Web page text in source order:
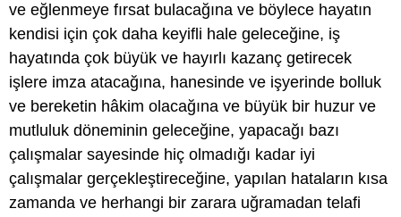
ve eğlenmeye fırsat bulacağına ve böylece hayatın
kendisi için çok daha keyifli hale geleceğine, iş
hayatında çok büyük ve hayırlı kazanç getirecek
işlere imza atacağına, hanesinde ve işyerinde bolluk
ve bereketin hâkim olacağına ve büyük bir huzur ve
mutluluk döneminin geleceğine, yapacağı bazı
çalışmalar sayesinde hiç olmadığı kadar iyi
çalışmalar gerçekleştireceğine, yapılan hataların kısa
zamanda ve herhangi bir zarara uğramadan telafi